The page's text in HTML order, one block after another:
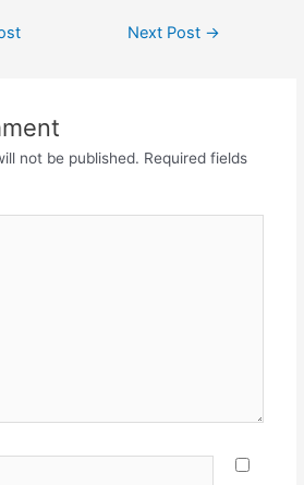
Next Post →
not be published. Required fields